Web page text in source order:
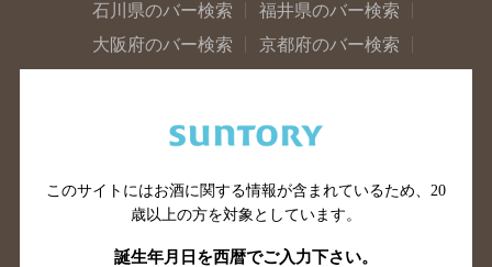
石川県のバー検索
福井県のバー検索
大阪府のバー検索
京都府のバー検索
広島県のバー検索
岡山県のバー検索
山口県のバー検索
鳥取県のバー検索
島根県のバー検索
徳島県のバー検索
香川県のバー検索
愛媛県のバー検索
このサイトにはお酒に関する情報が含まれているため、 20
歳以上の方を対象としています。
誕生年月日を西暦でご入力下さい。